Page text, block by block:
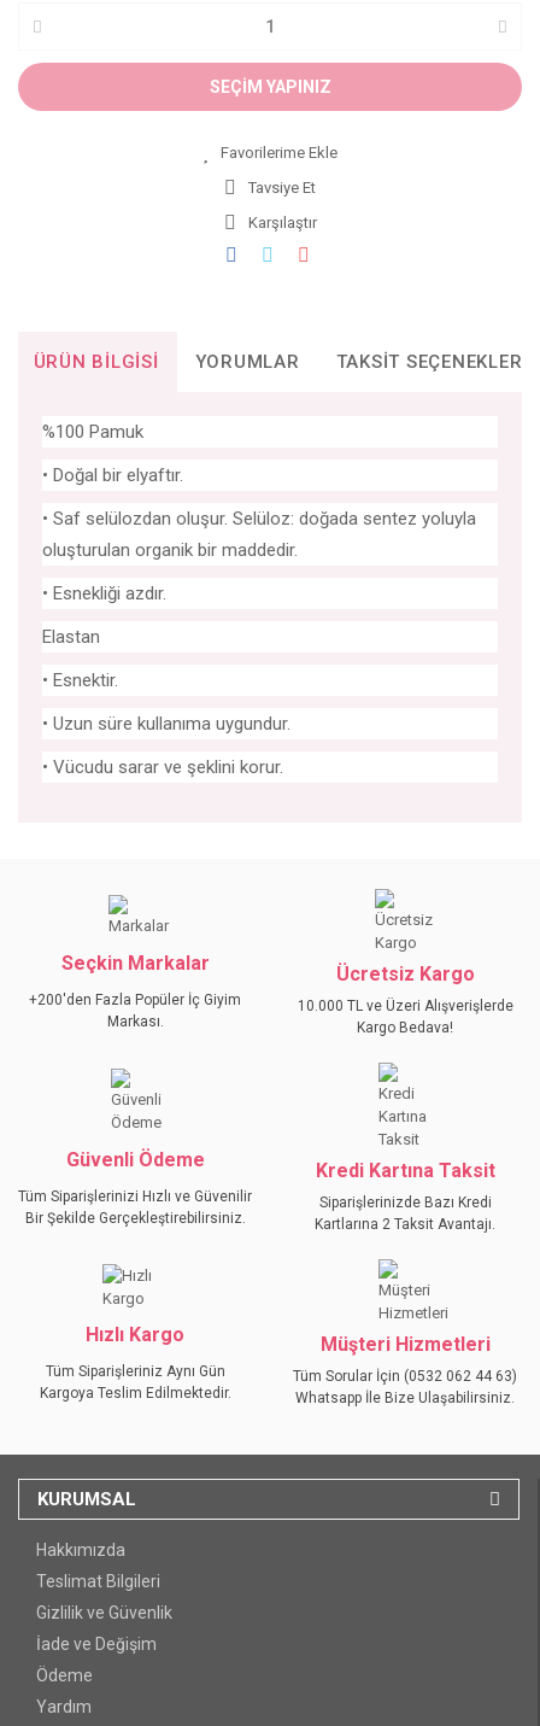
SEÇİM YAPINIZ
Tavsiye Et
Karşılaştır
ÜRÜN BILGISI YORUMLAR TAKSIT SEÇENEKLERI
%100 Pamuk
• Doğal bir elyaftır.
• Saf selülozdan oluşur. Selüloz: doğada sentez yoluyla
oluşturulan organik bir maddedir.
• Esnekliği azdır.
Elastan
• Esnektir.
• Uzun süre kullanıma uygundur.
• Vücudu sarar ve şeklini korur.
kullanarak tarafımıza iletebilirsiniz.
Görüş ve önerileriniz için teşekkür ederiz.
Ürün açıklamasında eksik bilgiler bulunuyor.
Ürün fiyatı diğer sitelerden daha pahalı.
Bu ürüne benzer farklı alternatifler olmalı.
Seçkin Markalar
+200'den Fazla Popüler İç Giyim
Markası.
Ücretsiz Kargo
10.000 TL ve Üzeri Alışverişlerde
Kargo Bedava!
Güvenli Ödeme
Tüm Siparişlerinizi Hızlı ve Güvenilir
Bir Şekilde Gerçekleştirebilirsiniz.
Kredi Kartına Taksit
Siparişlerinizde Bazı Kredi
Kartlarına 2 Taksit Avantajı.
Hızlı Kargo
Tüm Siparişleriniz Aynı Gün
Kargoya Teslim Edilmektedir.
Müşteri Hizmetleri
Tüm Sorular İçin (0532 062 44 63)
Whatsapp İle Bize Ulaşabilirsiniz.
KURUMSAL
Hakkımızda
Teslimat Bilgileri
Gizlilik ve Güvenlik
İade ve Değişim
Ödeme
Yardım